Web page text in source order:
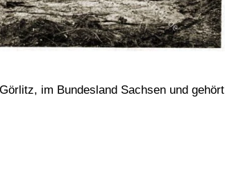
im Bundesland Sachsen und gehört